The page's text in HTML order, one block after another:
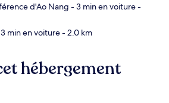
d'Ao Nang - 3 min en voiture-
min en voiture- 2.0 km
hébergement